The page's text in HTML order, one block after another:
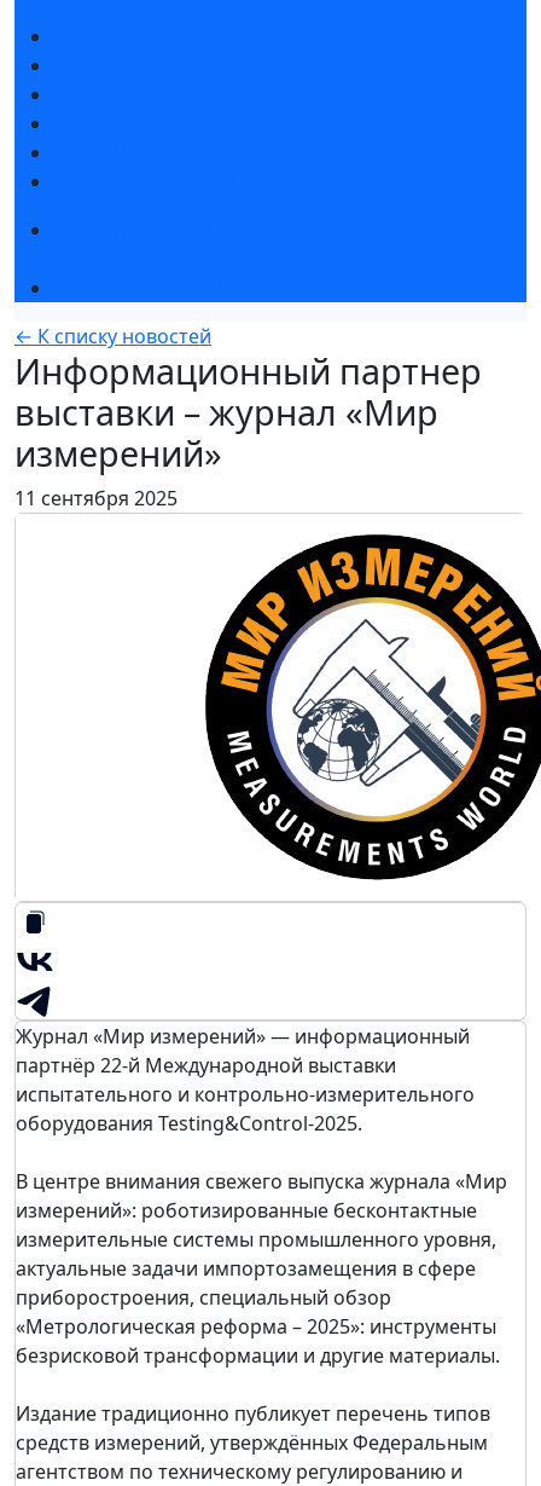
← К списку новостей
Информационный партнер
выставки – журнал «Мир
измерений»
11 сентября 2025
Журнал «Мир измерений» — информационный
партнёр 22-й Международной выставки
испытательного и контрольно-измерительного
оборудования Testing&Control-2025.
В центре внимания свежего выпуска журнала «Мир
измерений»: роботизированные бесконтактные
измерительные системы промышленного уровня,
актуальные задачи импортозамещения в сфере
приборостроения, специальный обзор
«Метрологическая реформа – 2025»: инструменты
безрисковой трансформации и другие материалы.
Издание традиционно публикует перечень типов
средств измерений, утверждённых Федеральным
агентством по техническому регулированию и